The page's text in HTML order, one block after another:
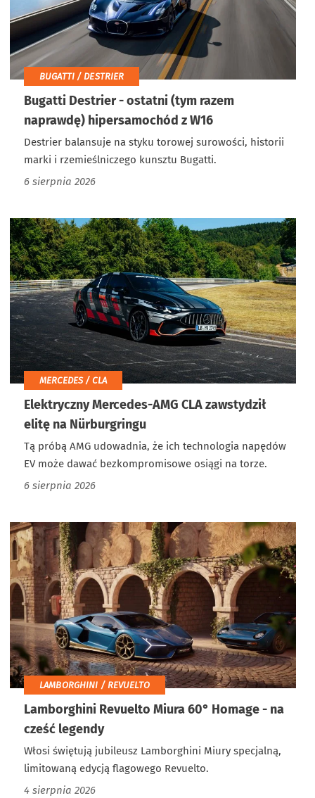
BUGATTI / DESTRIER
Bugatti Destrier - ostatni (tym razem
naprawdę) hipersamochód z W16
Destrier balansuje na styku torowej surowości, historii
marki i rzemieślniczego kunsztu Bugatti.
6 sierpnia 2026
MERCEDES / CLA
Elektryczny Mercedes-AMG CLA zawstydził
elitę na Nürburgringu
Tą próbą AMG udowadnia, że ich technologia napędów
EV może dawać bezkompromisowe osiągi na torze.
6 sierpnia 2026
LAMBORGHINI / REVUELTO
Lamborghini Revuelto Miura 60° Homage - na
cześć legendy
Włosi świętują jubileusz Lamborghini Miury specjalną,
limitowaną edycją flagowego Revuelto.
4 sierpnia 2026